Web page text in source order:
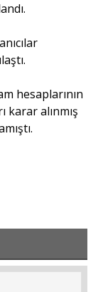
hesaplarının
alınmış